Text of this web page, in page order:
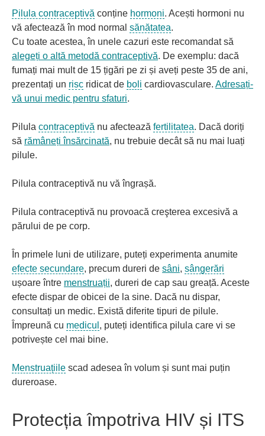
Pilula contraceptivă conține hormoni. Acești hormoni nu
vă afectează în mod normal sănătatea.
Cu toate acestea, în unele cazuri este recomandat să
alegeți o altă metodă contraceptivă. De exemplu: dacă
fumați mai mult de 15 țigări pe zi și aveți peste 35 de ani,
prezentați un risc ridicat de boli cardiovasculare. Adresați-
vă unui medic pentru sfaturi.
Pilula contraceptivă nu afectează fertilitatea. Dacă doriți
să rămâneți însărcinată, nu trebuie decât să nu mai luați
pilule.
Pilula contraceptivă nu vă îngrașă.
Pilula contraceptivă nu provoacă creşterea excesivă a
părului de pe corp.
În primele luni de utilizare, puteți experimenta anumite
efecte secundare, precum dureri de sâni, sângerări
ușoare între menstruații, dureri de cap sau greață. Aceste
efecte dispar de obicei de la sine. Dacă nu dispar,
consultați un medic. Există diferite tipuri de pilule.
Împreună cu medicul , puteți identifica pilula care vi se
potrivește cel mai bine.
Menstruațiile scad adesea în volum și sunt mai puțin
dureroase.
Protecția împotriva HIV și ITS